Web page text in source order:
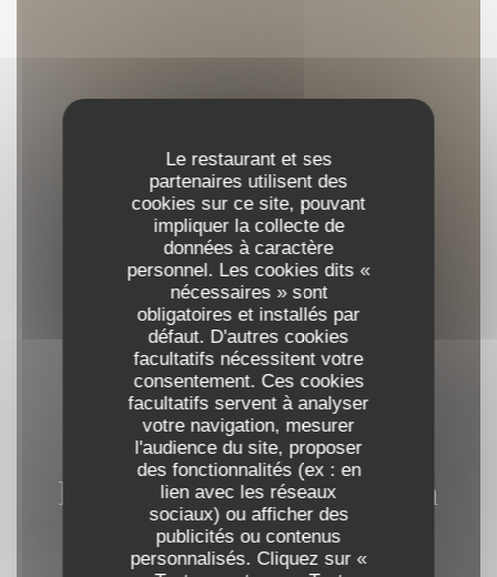
Le restaurant et ses
partenaires utilisent des
cookies sur ce site, pouvant
impliquer la collecte de
données à caractère
personnel. Les cookies dits «
nécessaires » sont
obligatoires et installés par
défaut. D'autres cookies
facultatifs nécessitent votre
consentement. Ces cookies
facultatifs servent à analyser
votre navigation, mesurer
l'audience du site, proposer
des fonctionnalités (ex : en
lien avec les réseaux
sociaux) ou afficher des
publicités ou contenus
personnalisés. Cliquez sur «
Restaurant Le Chicoula
RESTAURANT TRADITIONNEL